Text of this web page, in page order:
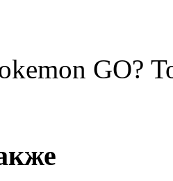
GO?